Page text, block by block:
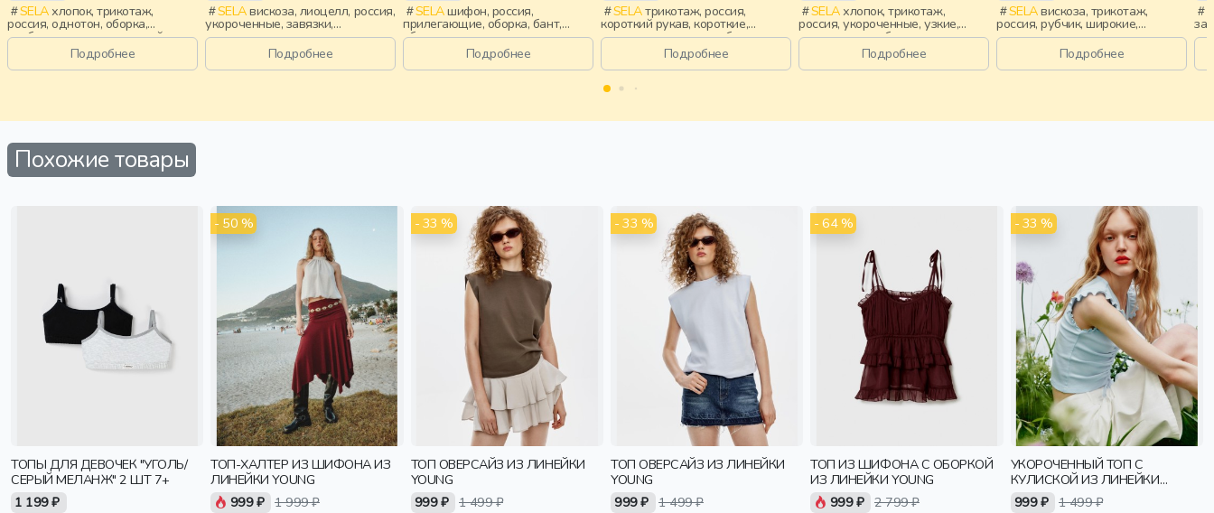
SELAхлопок, трикотаж,
россия, однотон, оборка,
свободные, вырез, круглый
вырез, девочки, дети
Подробнее
SELAвискоза, лиоцелл, россия,
укороченные, завязки,
приталенные, тонкие,
эластичные, девочки,
старшеклассники, дети
Подробнее
SELAшифон, россия,
прилегающие, оборка, бант,
сборки, девочки,
старшеклассники, дети
Подробнее
SELAтрикотаж, россия,
короткий рукав, короткие,
вязаные, крылышки, оборка,
ажур, вырез, круглый вырез,
облегающие, девочки, дети
Подробнее
SELAхлопок, трикотаж,
россия, укороченные, узкие,
принт, вырез, облегающие,
девочки, детиПодробнее
SELAвискоза, трикотаж,
россия, рубчик, широкие,
укороченные, приталенные,
открытая спина, девочки, дети
Подробнее
Похожие товары
ТОПЫ ДЛЯ ДЕВОЧЕК "УГОЛЬ/
СЕРЫЙ МЕЛАНЖ" 2 ШТ 7+
1 199 ₽
- 50 %
ТОП-ХАЛТЕР ИЗ ШИФОНА ИЗ
ЛИНЕЙКИ YOUNG
999 ₽ 1 999 ₽
- 33 %
ТОП ОВЕРСАЙЗ ИЗ ЛИНЕЙКИ
YOUNG
999 ₽ 1 499 ₽
- 33 %
ТОП ОВЕРСАЙЗ ИЗ ЛИНЕЙКИ
YOUNG
999 ₽ 1 499 ₽
- 64 %
ТОП ИЗ ШИФОНА С ОБОРКОЙ
ИЗ ЛИНЕЙКИ YOUNG
999 ₽ 2 799 ₽
- 33 %
УКОРОЧЕННЫЙ ТОП С
КУЛИСКОЙ ИЗ ЛИНЕЙКИ
YOUNG
999 ₽ 1 499 ₽